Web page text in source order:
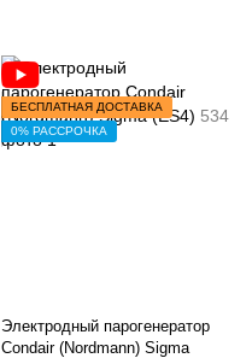
БЕСПЛАТНАЯ ДОСТАВКА
0% РАССРОЧКА
Электродный парогенератор
Condair (Nordmann) Sigma